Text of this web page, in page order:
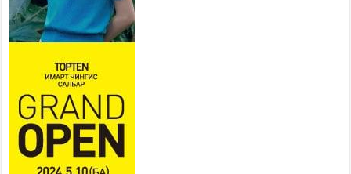
Үер усны аюулаас сэргийлж, нийслэлийн Онцгой
байдлын газрын 162 алба хаагч үүрэг гүйцэтгэж
2026 оны 7 сар 15 / 11 цаг 07 минут
Үндэсний их сурын харваанд 850 харваач цэц
мэргэнээ сорьж байна
2026 оны 7 сар 15 / 11 цаг 03 минут
Төв цэнгэлдэхийн эргэн тойронд
2026 оны 7 сар 15 / 10 цаг 58 минут